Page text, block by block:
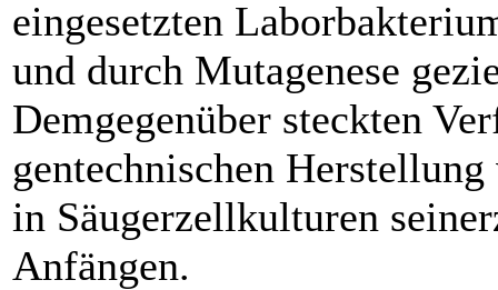
eingesetzten
und durch ­Mutagenese
Demgegenüber steckten
gentechnischen
in Säugerzellkulturen
Anfängen.